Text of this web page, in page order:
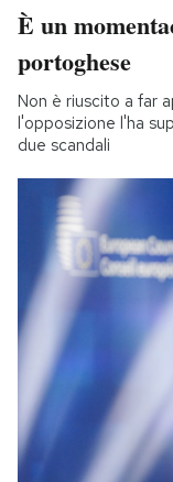
È un
portoghese
Non è riuscito a far
l'opposizione l'ha
due scandali